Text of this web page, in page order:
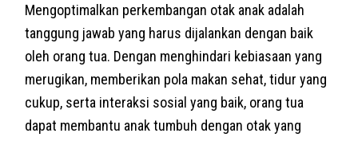
Mengoptimalkan perkembangan otak anak adalah
tanggung jawab yang harus dijalankan dengan baik
oleh orang tua. Dengan menghindari kebiasaan yang
merugikan, memberikan pola makan sehat, tidur yang
cukup, serta interaksi sosial yang baik, orang tua
dapat membantu anak tumbuh dengan otak yang